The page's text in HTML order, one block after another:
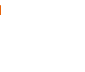
DE COMPRA